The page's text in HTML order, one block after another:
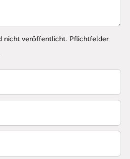
nicht veröffentlicht. Pflichtfelder